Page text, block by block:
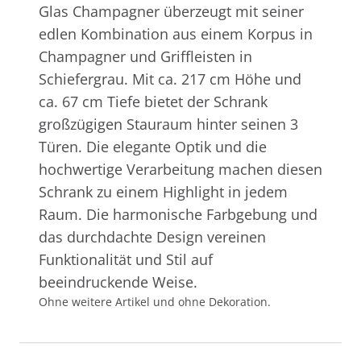
Glas Champagner überzeugt mit seiner
edlen Kombination aus einem Korpus in
Champagner und Griffleisten in
Schiefergrau. Mit ca. 217 cm Höhe und
ca. 67 cm Tiefe bietet der Schrank
großzügigen Stauraum hinter seinen 3
Türen. Die elegante Optik und die
hochwertige Verarbeitung machen diesen
Schrank zu einem Highlight in jedem
Raum. Die harmonische Farbgebung und
das durchdachte Design vereinen
Funktionalität und Stil auf
beeindruckende Weise.
Ohne weitere Artikel und ohne Dekoration.